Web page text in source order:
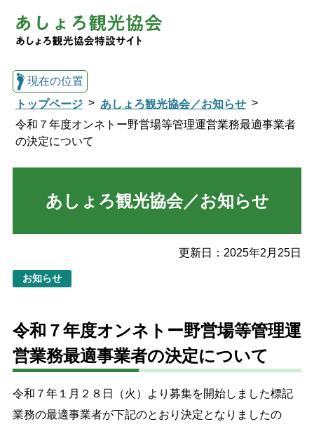
観光協会トップ
観光スポット
特産品 English
現在の位置
トップページ
あしょろ観光協会／お知らせ
令和７年度オンネトー野営場等管理運営業務最適事業者
の決定について
あしょろ観光協会／お知らせ
お知らせ
更新日： 2025年2月25日
令和７年度オンネトー野営場等管理運
営業務最適事業者の決定について
令和７年１月２８日（火）より募集を開始しました標記
業務の最適事業者が下記のとおり決定となりましたの